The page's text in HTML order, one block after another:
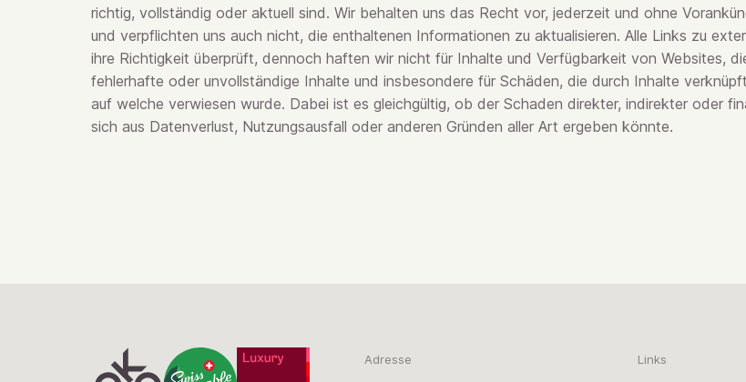
richtig, vollständig oder aktuell sind. Wir behalten uns das Recht vor, jederzeit und ohne
und verpflichten uns auch nicht, die enthaltenen Informationen zu aktualisieren. Alle Links zu
ihre Richtigkeit überprüft, dennoch haften wir nicht für Inhalte und Verfügbarkeit von Websites,
fehlerhafte oder unvollständige Inhalte und insbesondere für Schäden, die durch Inhalte
auf welche verwiesen wurde. Dabei ist es gleichgültig, ob der Schaden direkter, indirekter oder
sich aus Datenverlust, Nutzungsausfall oder anderen Gründen aller Art ergeben könnte.
Adresse Links